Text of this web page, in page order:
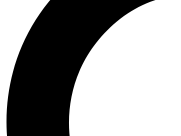
Исидора Мун оди на панаѓур